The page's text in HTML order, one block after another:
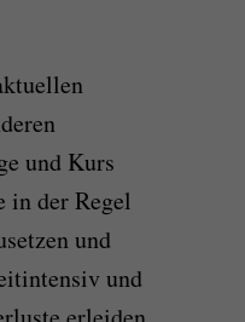
und Kurs
in der Regel
und
und